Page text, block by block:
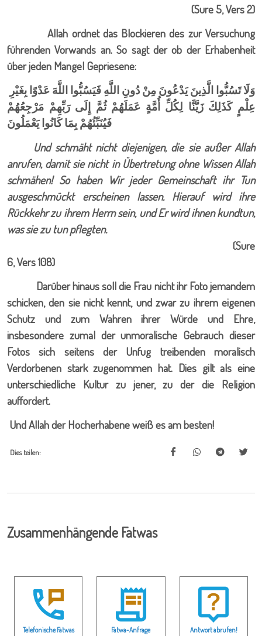
(
Sure 5, Vers 2
)
Allah ordnet das Blockieren des zur Versuchung
führenden Vorwands an. So sagt der ob der Erhabenheit
über jeden Mangel Gepriesene:
وَلَا تَسُبُّوا الَّذِينَ يَدْعُونَ مِنْ دُونِ اللَّهِ فَيَسُبُّوا اللَّهَ عَدْوًا بِغَيْرِ
عِلْمٍ كَذَلِكَ زَيَّنَّا لِكُلِّ أُمَّةٍ عَمَلَهُمْ ثُمَّ إِلَى رَبِّهِمْ مَرْجِعُهُمْ
فَيُنَبِّئُهُمْ بِمَا كَانُوا يَعْمَلُونَ
Und schmäht nicht diejenigen, die sie außer Allah
anrufen, damit sie nicht in Übertretung ohne Wissen Allah
schmähen! So haben Wir jeder Gemeinschaft ihr Tun
ausgeschmückt erscheinen lassen. Hierauf wird ihre
Rückkehr zu ihrem Herrn sein, und Er wird ihnen kundtun,
was sie zu tun pflegten.
(Sure
6, Vers 108)
Darüber hinaus soll die Frau nicht ihr Foto jemandem
schicken, den sie nicht kennt, und zwar zu ihrem eigenen
Schutz und zum Wahren ihrer Würde und Ehre,
insbesondere zumal der unmoralische Gebrauch dieser
Fotos sich seitens der Unfug treibenden moralisch
Verdorbenen stark zugenommen hat. Dies gilt als eine
unterschiedliche Kultur zu jener, zu der die Religion
auffordert.
Und Allah der Hocherhabene weiß es am besten!
Dies teilen:
Zusammenhängende Fatwas
Telefonische Fatwas Fatwa-Anfrage Antwort abrufen!